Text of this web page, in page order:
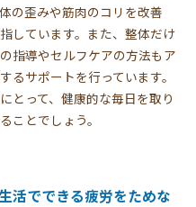
の歪みや筋肉のコリを改善
しています。また、整体だけ
指導やセルフケアの方法もア
るサポートを行っています。
とって、健康的な毎日を取り
ことでしょう。
活でできる疲労をためな